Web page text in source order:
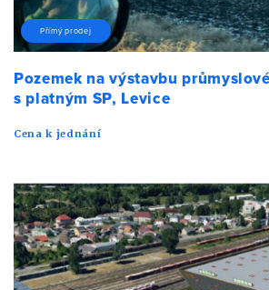
Přímý prodej
Pozemek na výstavbu
s platným SP, Levice
Cena k jednání